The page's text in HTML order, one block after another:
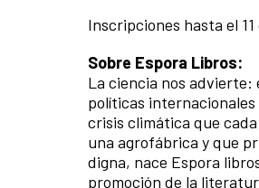
Inscripciones hasta el
Sobre Espora Libros:
La ciencia nos advierte:
políticas
crisis climática que
una agrofábrica y que
digna, nace Espora
promoción de la